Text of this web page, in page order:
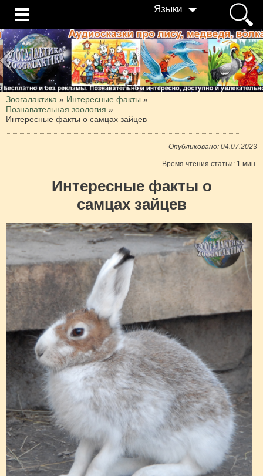
Языки
Зоогалактика » Интересные факты »
Познавательная зоология »
Интересные факты о самцах зайцев
Опубликовано: 04.07.2023
Время чтения статьи: 1 мин.
Интересные факты о
самцах зайцев